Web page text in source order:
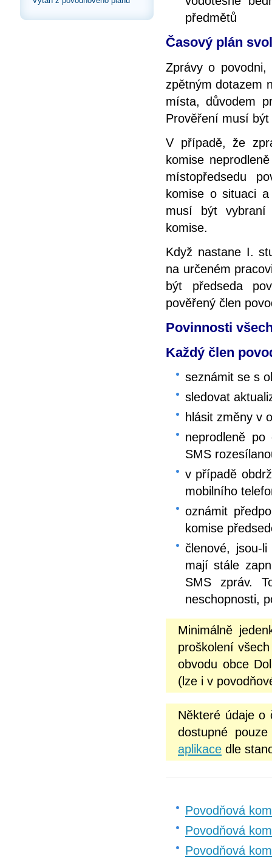
předmětů
Časový plán
Zprávy o
zpětným dotazem
místa, důvodem
Prověření musí
V případě, že
komise
místopředsedu
komise o situaci
musí být vybraní
komise.
Když nastane I.
na určeném
být předseda
pověřený člen
Povinnosti
Každý člen
seznámit se s
sledovat
hlásit změny v
neprodleně
SMS
v případě
mobilního
oznámit
komise
členové, jsou-
mají stále
SMS zpráv.
neschopnosti,
Minimálně
proškolení
obvodu obce
(lze i v
Některé údaje o
dostupné
aplikace dle
Povodňová
Povodňová
Povodňová